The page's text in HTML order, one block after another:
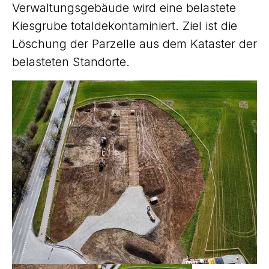
Verwaltungsgebäude wird eine belastete
Kiesgrube totaldekontaminiert. Ziel ist die
Löschung der Parzelle aus dem Kataster der
belasteten Standorte.